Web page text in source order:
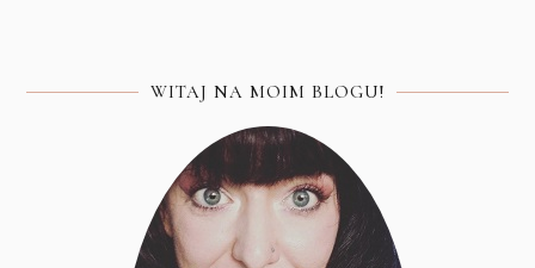
WITAJ NA MOIM BLOGU!